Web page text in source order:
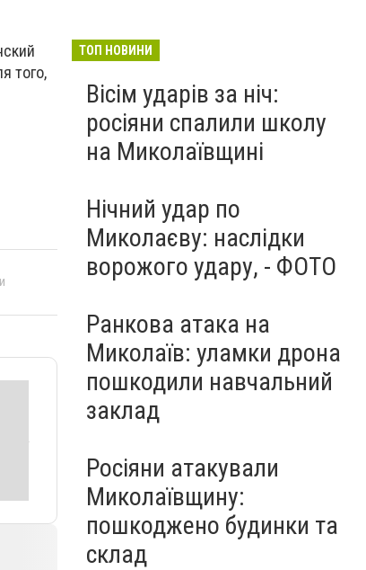
того,
стійкістю
ТОП НОВИНИ
Вісім ударів за ніч:
росіяни спалили школу
на Миколаївщині
Нічний удар по
Миколаєву: наслідки
ворожого удару, - ФОТО
Ранкова атака на
Миколаїв: уламки дрона
пошкодили навчальний
заклад
Росіяни атакували
Миколаївщину:
пошкоджено будинки та
склад